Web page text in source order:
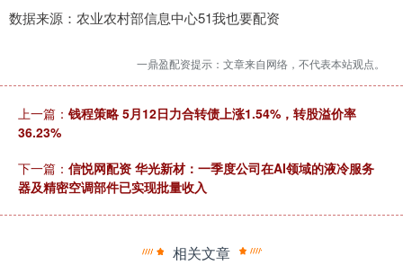
数据来源：农业农村部信息中心51我也要配资
一鼎盈配资提示：文章来自网络，不代表本站观点。
上一篇： 钱程策略 5月12日力合转债上涨1.54%，转股溢价率
36.23%
下一篇： 信悦网配资 华光新材：一季度公司在AI领域的液冷服务
器及精密空调部件已实现批量收入
相关文章